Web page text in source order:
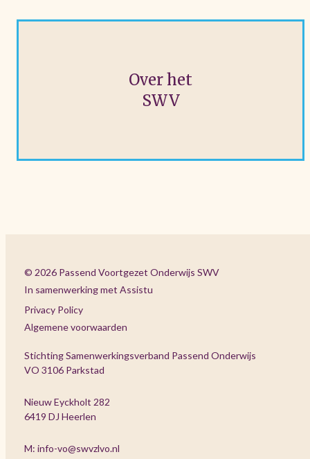
Over het
SWV
Stichting Samenwerkingsverband Passend Onderwijs
VO 3106 Parkstad
Nieuw Eyckholt 282
6419 DJ Heerlen
M: info-vo@swvzlvo.nl
© 2026 Passend Voortgezet Onderwijs SWV
In samenwerking met Assistu
Privacy Policy
Algemene voorwaarden